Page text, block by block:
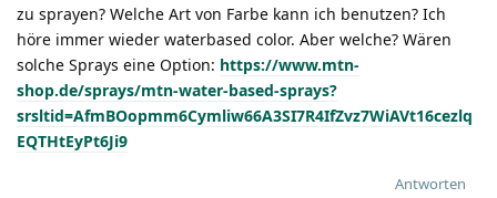
zu sprayen? Welche Art von Farbe kann ich benutzen? Ich
höre immer wieder waterbased color. Aber welche? Wären
solche Sprays eine Option: https://www.mtn-
shop.de/sprays/mtn-water-based-sprays?
srsltid=AfmBOopmm6Cymliw66A3SI7R4IfZvz7WiAVt16cezlq
EQTHtEyPt6Ji9
Antworten